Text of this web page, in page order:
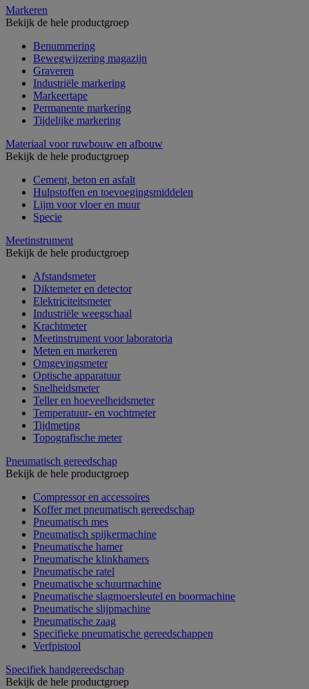
Markeren
Bekijk de hele productgroep
Benummering
Bewegwijzering magazijn
Graveren
Industriële markering
Markeertape
Permanente markering
Tijdelijke markering
Materiaal voor ruwbouw en afbouw
Bekijk de hele productgroep
Cement, beton en asfalt
Hulpstoffen en toevoegingsmiddelen
Lijm voor vloer en muur
Specie
Meetinstrument
Bekijk de hele productgroep
Afstandsmeter
Diktemeter en detector
Elektriciteitsmeter
Industriële weegschaal
Krachtmeter
Meetinstrument voor laboratoria
Meten en markeren
Omgevingsmeter
Optische apparatuur
Snelheidsmeter
Teller en hoeveelheidsmeter
Temperatuur- en vochtmeter
Tijdmeting
Topografische meter
Pneumatisch gereedschap
Bekijk de hele productgroep
Compressor en accessoires
Koffer met pneumatisch gereedschap
Pneumatisch mes
Pneumatisch spijkermachine
Pneumatische hamer
Pneumatische klinkhamers
Pneumatische ratel
Pneumatische schuurmachine
Pneumatische slagmoersleutel en boormachine
Pneumatische slijpmachine
Pneumatische zaag
Specifieke pneumatische gereedschappen
Verfpistool
Specifiek handgereedschap
Bekijk de hele productgroep